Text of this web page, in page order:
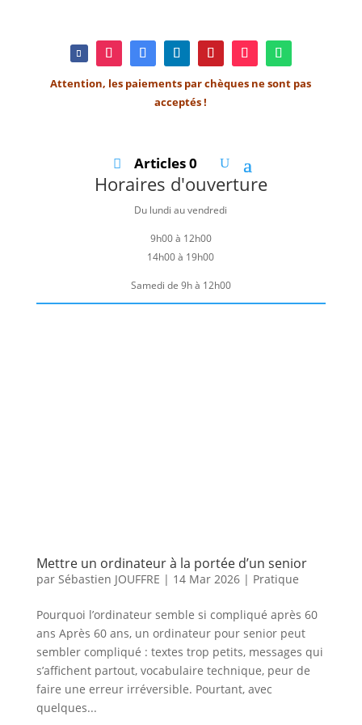
Attention, les paiements par chèques ne sont pas
acceptés !
Articles 0
Horaires d'ouverture
Du lundi au vendredi
9h00 à 12h00
14h00 à 19h00
Samedi de 9h à 12h00
Mettre un ordinateur à la portée d’un senior
par Sébastien JOUFFRE | 14 Mar 2026| Pratique
Pourquoi l’ordinateur semble si compliqué après 60
ans Après 60 ans, un ordinateur pour senior peut
sembler compliqué : textes trop petits, messages qui
s’affichent partout, vocabulaire technique, peur de
faire une erreur irréversible. Pourtant, avec
quelques...